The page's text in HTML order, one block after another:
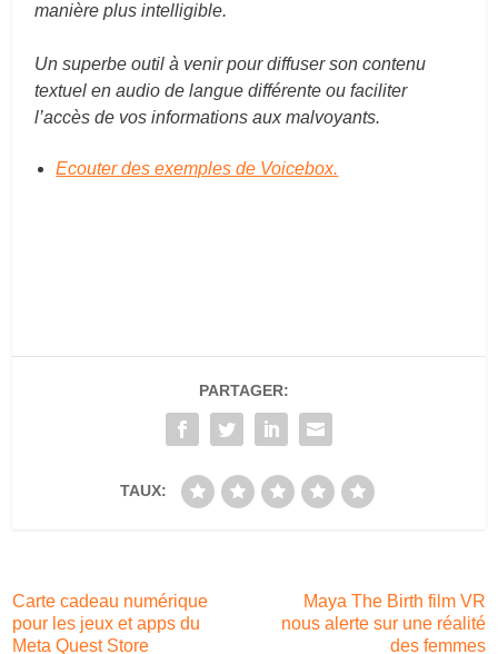
manière plus intelligible.
Un superbe outil à venir pour diffuser son contenu
textuel en audio de langue différente ou faciliter
l’accès de vos informations aux malvoyants.
Ecouter des exemples de Voicebox.
PARTAGER:
TAUX:
Carte cadeau numérique
pour les jeux et apps du
Meta Quest Store
Maya The Birth film VR
nous alerte sur une réalité
des femmes